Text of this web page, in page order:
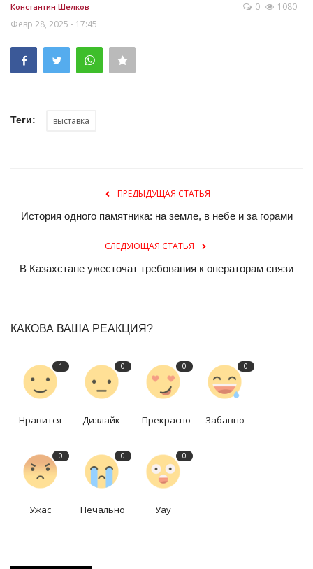
Константин Шелков
Февр 28, 2025 - 17:45
0 1080
Теги: выставка
ПРЕДЫДУЩАЯ СТАТЬЯ
История одного памятника: на земле, в небе и за горами
СЛЕДУЮЩАЯ СТАТЬЯ
В Казахстане ужесточат требования к операторам связи
КАКОВА ВАША РЕАКЦИЯ?
1
Нравится
0
Дизлайк
0
Прекрасно
0
Забавно
0
Ужас
0
Печально
0
Уау